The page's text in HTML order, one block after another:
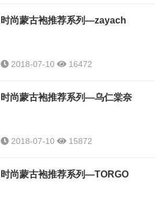
时尚蒙古袍推荐系列—zayach
2018-07-10 16472
时尚蒙古袍推荐系列—乌仁棠奈
2018-07-10 15872
时尚蒙古袍推荐系列—TORGO